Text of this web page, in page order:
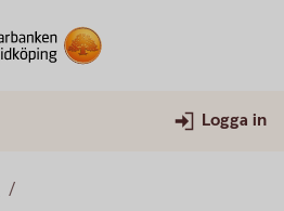
Logga in